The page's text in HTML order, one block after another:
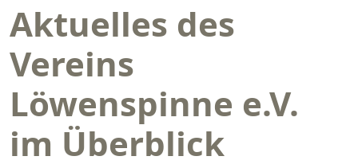
Aktuelles des
Vereins
Löwenspinne e.V.
im Überblick